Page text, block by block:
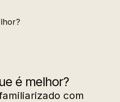
é melhor?
com